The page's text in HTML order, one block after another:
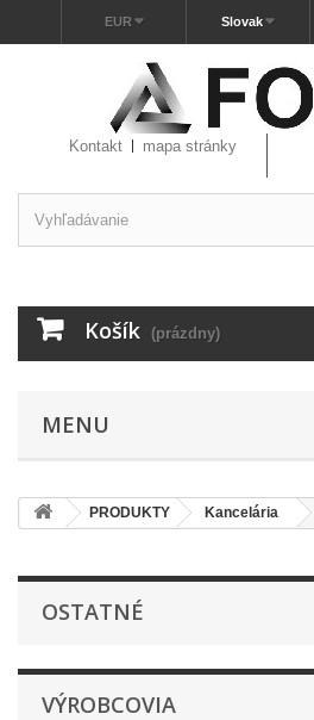
Slovak
EUR
Kontakt mapa stránky
Košík (prázdny)
MENU
PRODUKTY Kancelária
OSTATNÉ
VÝROBCOVIA